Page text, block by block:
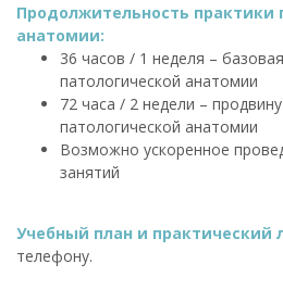
Продолжительность практики
анатомии:
36 часов / 1 неделя –
патологической анатомии
72 часа / 2 недели –
патологической анатомии
Возможно ускоренное
занятий
Учебный план и практический
телефону.